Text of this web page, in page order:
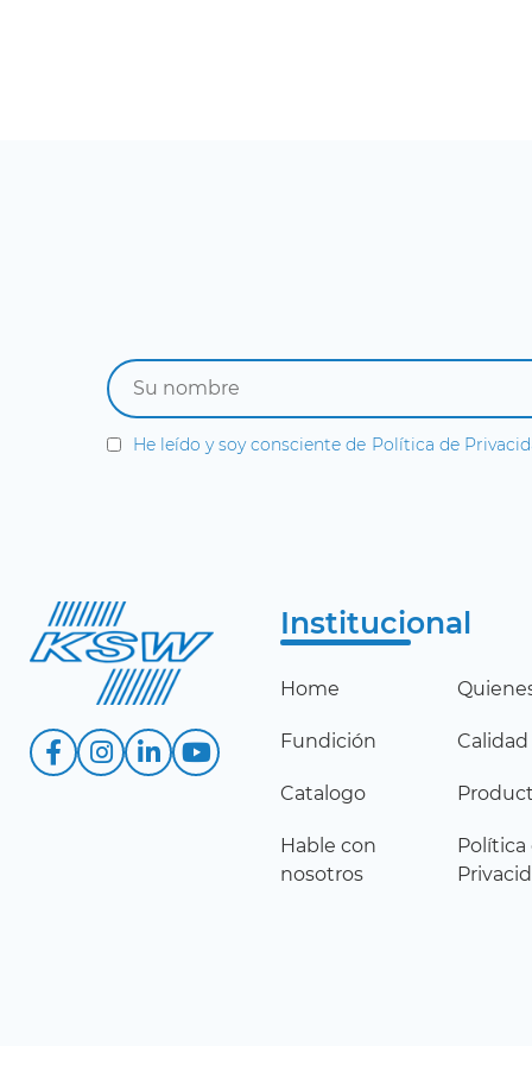
He leído y soy consciente de Política de
Institucional
Home
Fundición Calidad
Catalogo
Hable con
nosotros
Política